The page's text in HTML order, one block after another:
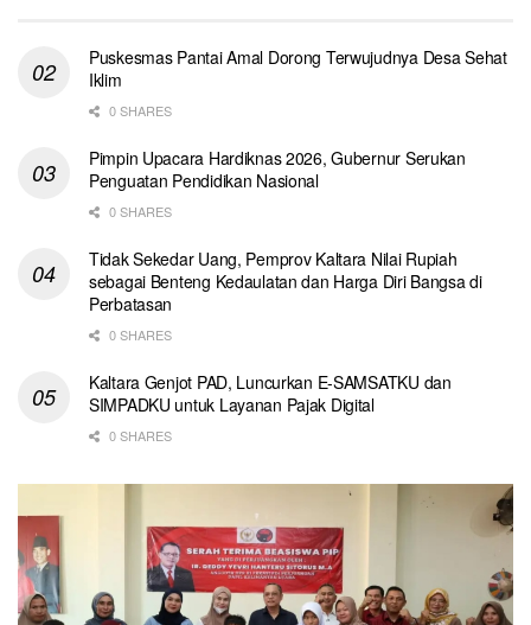
Puskesmas Pantai Amal Dorong Terwujudnya Desa Sehat
Iklim
0 SHARES
Pimpin Upacara Hardiknas 2026, Gubernur Serukan
Penguatan Pendidikan Nasional
0 SHARES
Tidak Sekedar Uang, Pemprov Kaltara Nilai Rupiah
sebagai Benteng Kedaulatan dan Harga Diri Bangsa di
Perbatasan
0 SHARES
Kaltara Genjot PAD, Luncurkan E-SAMSATKU dan
SIMPADKU untuk Layanan Pajak Digital
0 SHARES